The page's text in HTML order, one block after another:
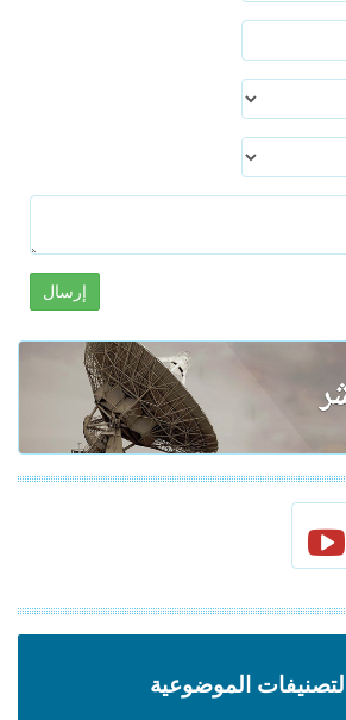
إرسال
التصنيفات الموضوعية